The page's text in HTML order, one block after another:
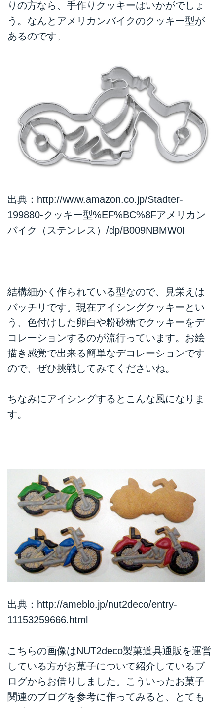
りの方なら、手作りクッキーはいかがでしょ
う。なんとアメリカンバイクのクッキー型が
あるのです。
出典： http://www.amazon.co.jp/Stadter-
199880-クッキー型%EF%BC%8Fアメリカン
バイク（ステンレス）/dp/B009NBMW0I
結構細かく作られている型なので、見栄えは
バッチリです。現在アイシングクッキーとい
う、色付けした卵白や粉砂糖でクッキーをデ
コレーションするのが流行っています。お絵
描き感覚で出来る簡単なデコレーションです
ので、ぜひ挑戦してみてくださいね。
ちなみにアイシングするとこんな風になりま
す。
出典： http://ameblo.jp/nut2deco/entry-
11153259666.html
こちらの画像はNUT2deco製菓道具通販を運営
している方がお菓子について紹介しているブ
ログからお借りしました。こういったお菓子
関連のブログを参考に作ってみると、とても